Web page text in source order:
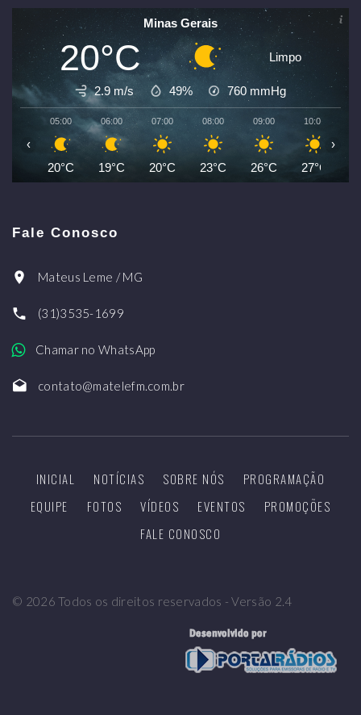
Minas Gerais
20°C Limpo
2.9 m/s 49% 760 mmHg
05:00
20°C
06:00
19°C
07:00
20°C
08:00
23°C
09:00
26°C
10:00
27°C
‹ ›
Fale Conosco
Mateus Leme / MG
(31)3535-1699
Chamar no WhatsApp
contato@matelefm.com.br
INICIAL NOTÍCIAS SOBRE NÓS
PROGRAMAÇÃO
EQUIPE
FOTOS VÍDEOS EVENTOS
PROMOÇÕES
FALE CONOSCO
© 2026 Todos os direitos reservados - Versão 2.4